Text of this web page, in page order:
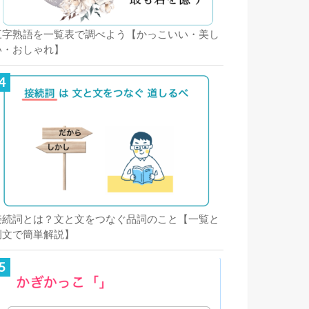
字熟語を一覧表で調べよう【かっこいい・美し
おしゃれ】
続詞とは？文と文をつなぐ品詞のこと【一覧と
で簡単解説】